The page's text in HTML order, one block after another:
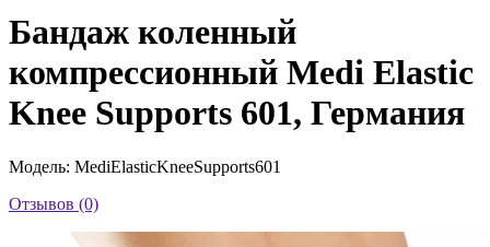
Бандаж коленный
компрессионный Medi Elastic
Knee Supports 601, Германия
Модель: MediElasticKneeSupports601
Отзывов (0)